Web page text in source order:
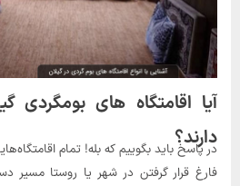
آیا اقامتگاه‌ های بومگردی
دارند؟
در پاسخ باید بگوییم که بله! تمام
فارغ قرار گرفتن در شهر یا روستا مسیر